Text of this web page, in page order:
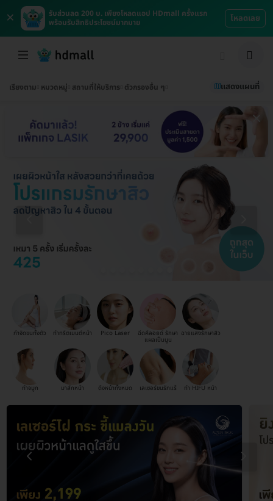
×
รับส่วนลด 200 บ. เพียงโหลดแอป HDmall ครั้งแรก
พร้อมรับสิทธิประโยชน์มากมาย
โหลดเลย
เรียงตาม หมวดหมู่ สถานที่ให้บริการ ตัวกรองอื่น ๆ แสดงแผนที่
กำจัดขนทั้งตัว ทำทรีตเมนต์หน้า Pico Laser ฉีดคีลอยด์ รักษา
แผลเป็นนูน
ฉายแสงรักษาสิว
ทำจมูก มาส์กหน้า ดึงหน้าทั้งหมด เลเซอร์ขนรักแร้ ทำ HIFU หน้า